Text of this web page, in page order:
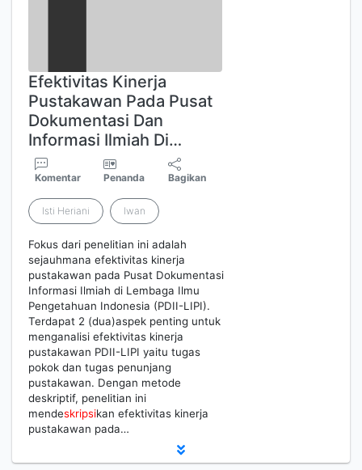
Efektivitas Kinerja
Pustakawan Pada Pusat
Dokumentasi Dan
Informasi Ilmiah Di…
Komentar Penanda Bagikan
Isti Heriani Iwan
Fokus dari penelitian ini adalah
sejauhmana efektivitas kinerja
pustakawan pada Pusat Dokumentasi
Informasi Ilmiah di Lembaga Ilmu
Pengetahuan Indonesia (PDII-LIPI).
Terdapat 2 (dua)aspek penting untuk
menganalisi efektivitas kinerja
pustakawan PDII-LIPI yaitu tugas
pokok dan tugas penunjang
pustakawan. Dengan metode
deskriptif, penelitian ini
mendeskripsikan efektivitas kinerja
pustakawan pada…